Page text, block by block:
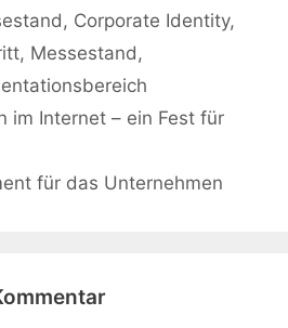
, Corporate Identity,
, Messestand ,
im Internet – ein Fest für
für das Unternehmen